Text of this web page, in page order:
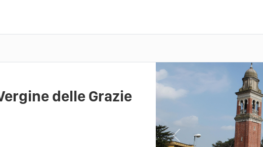
delle Grazie
Previous